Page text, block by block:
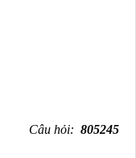
Câu hỏi: 805245